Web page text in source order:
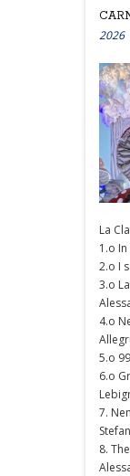
2026
La
1.o
2.o I
3.o
4.o
5.o
6.o
7.
8.